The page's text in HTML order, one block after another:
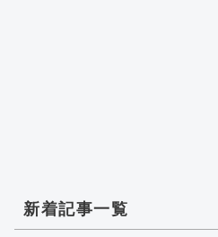
新着記事一覧